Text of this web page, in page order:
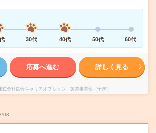
30代 40代 50代 60代
応募へ進む 詳しく見る
式会社綜合キャリアオプション 製造事業部（全国）
08